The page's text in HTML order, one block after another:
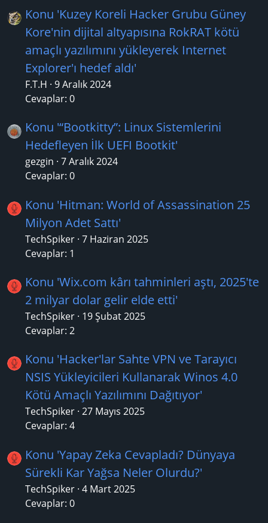
Konu 'Kuzey Koreli Hacker Grubu Güney
Kore'nin dijital altyapısına RokRAT kötü
amaçlı yazılımını yükleyerek Internet
Explorer'ı hedef aldı'
F.T.H 9 Aralık 2024
Cevaplar: 0
Konu '“Bootkitty”: Linux Sistemlerini
Hedefleyen İlk UEFI Bootkit'
gezgin 7 Aralık 2024
Cevaplar: 0
Konu 'Hitman: World of Assassination 25
Milyon Adet Sattı'
TechSpiker 7 Haziran 2025
Cevaplar: 1
Konu 'Wix.com kârı tahminleri aştı, 2025'te
2 milyar dolar gelir elde etti'
TechSpiker 19 Şubat 2025
Cevaplar: 2
Konu 'Hacker'lar Sahte VPN ve Tarayıcı
NSIS Yükleyicileri Kullanarak Winos 4.0
Kötü Amaçlı Yazılımını Dağıtıyor'
TechSpiker 27 Mayıs 2025
Cevaplar: 4
Konu 'Yapay Zeka Cevapladı? Dünyaya
Sürekli Kar Yağsa Neler Olurdu?'
TechSpiker 4 Mart 2025
Cevaplar: 0